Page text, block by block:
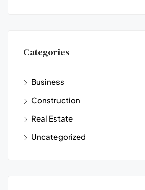
Categories
Business
Construction
Real Estate
Uncategorized